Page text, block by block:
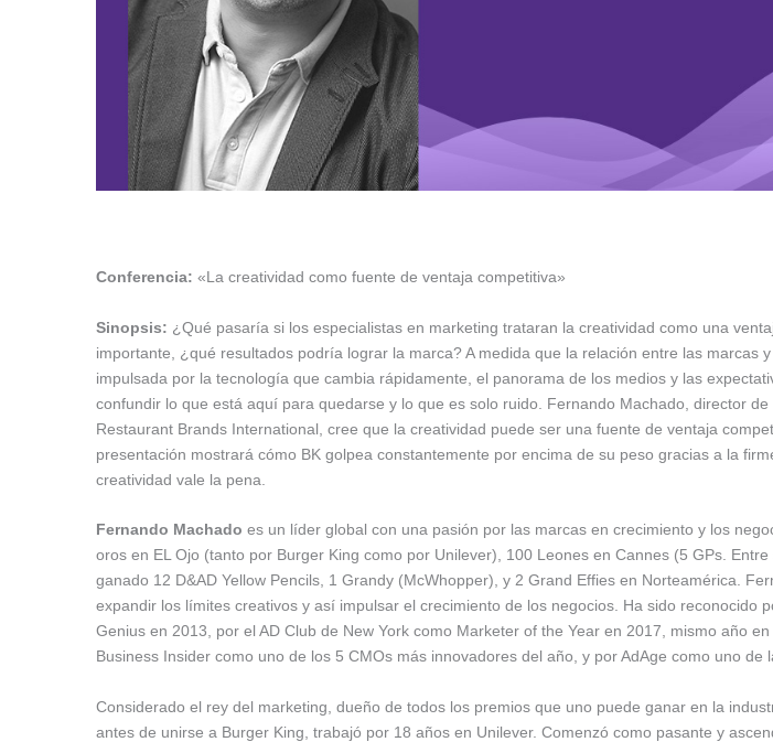
Conferencia: «La creatividad como fuente de ventaja competitiva»
Sinopsis: ¿Qué pasaría si los especialistas en marketing trataran la creatividad como una
importante, ¿qué resultados podría lograr la marca? A medida que la relación entre las marcas y
impulsada por la tecnología que cambia rápidamente, el panorama de los medios y las
confundir lo que está aquí para quedarse y lo que es solo ruido. Fernando Machado, director
Restaurant Brands International, cree que la creatividad puede ser una fuente de ventaja
presentación mostrará cómo BK golpea constantemente por encima de su peso gracias a la
creatividad vale la pena.
Fernando Machado es un líder global con una pasión por las marcas en crecimiento y los
oros en EL Ojo (tanto por Burger King como por Unilever), 100 Leones en Cannes (5 GPs.
ganado 12 D&AD Yellow Pencils, 1 Grandy (McWhopper), y 2 Grand Effies en Norteamérica.
expandir los límites creativos y así impulsar el crecimiento de los negocios. Ha sido reconocido
Genius en 2013, por el AD Club de New York como Marketer of the Year en 2017, mismo año
Business Insider como uno de los 5 CMOs más innovadores del año, y por AdAge como uno de
Considerado el rey del marketing, dueño de todos los premios que uno puede ganar en la
antes de unirse a Burger King, trabajó por 18 años en Unilever. Comenzó como pasante y